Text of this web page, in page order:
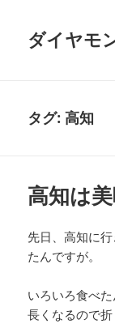
ダイヤモ
タグ:高知
高知は
先日、高知に
たんですが。
いろいろ食べ
長くなるので折